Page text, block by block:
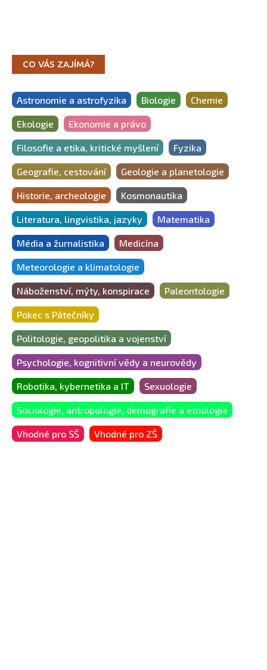
CO VÁS ZAJÍMÁ?
Astronomie a astrofyzika Biologie Chemie
Ekologie Ekonomie a právo
Filosofie a etika, kritické myšlení Fyzika
Geografie, cestování Geologie a planetologie
Historie, archeologie Kosmonautika
Literatura, lingvistika, jazyky Matematika
Média a žurnalistika Medicína
Meteorologie a klimatologie
Náboženství, mýty, konspirace Paleontologie
Pokec s Pátečníky
Politologie, geopolitika a vojenství
Psychologie, kognitivní vědy a neurovědy
Robotika, kybernetika a IT Sexuologie
Sociologie, antropologie, demografie a etnologie
Vhodné pro SŠ Vhodné pro ZŠ